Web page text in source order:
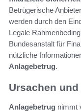
Betrügerische
werden durch den
Legale
Bundesanstalt für
nützliche
Anlagebetrug.
Ursachen
Anlagebetrug nimmt